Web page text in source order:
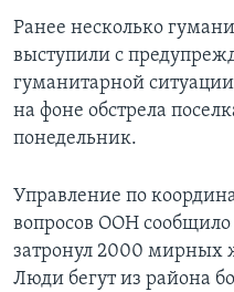
Ранее несколько
выступили с
гуманитарной
на фоне обстрела
понедельник.
Управление по
вопросов ООН сообщило
затронул 2000 мирных
Люди бегут из района